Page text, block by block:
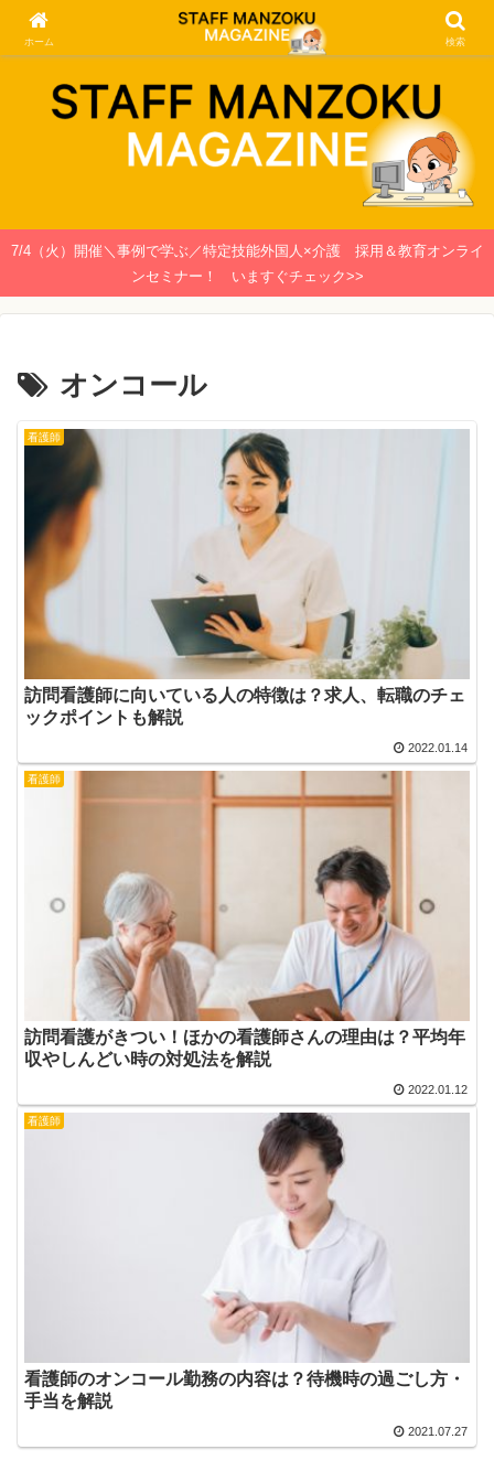
関西で働く介護士・看護師のための情報メディア
7/4（火）開催＼事例で学ぶ／特定技能外国人×介護 採用＆教育オンライ
ンセミナー！ いますぐチェック>>
オンコール
看護師
訪問看護師に向いている人の特徴は？求人、転職のチェ
ックポイントも解説
2022.01.14
看護師
訪問看護がきつい！ほかの看護師さんの理由は？平均年
収やしんどい時の対処法を解説
2022.01.12
看護師
看護師のオンコール勤務の内容は？待機時の過ごし方・
手当を解説
2021.07.27
ホーム 検索